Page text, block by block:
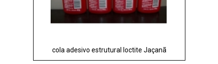
cola adesivo estrutural loctite Jaçanã